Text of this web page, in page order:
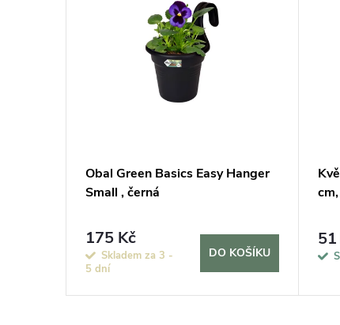
Obal Green Basics Easy Hanger
Small , černá
175 Kč
Skladem za 3 -
5 dní
DO KOŠÍKU